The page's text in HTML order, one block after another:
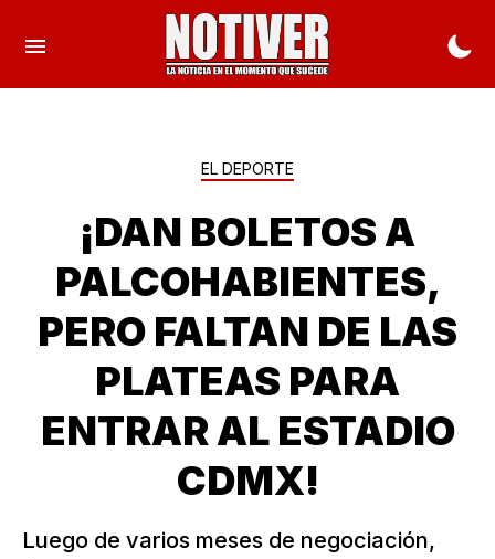
EL DEPORTE
¡DAN BOLETOS A
PALCOHABIENTES,
PERO FALTAN DE LAS
PLATEAS PARA
ENTRAR AL ESTADIO
CDMX!
Luego de varios meses de negociación,